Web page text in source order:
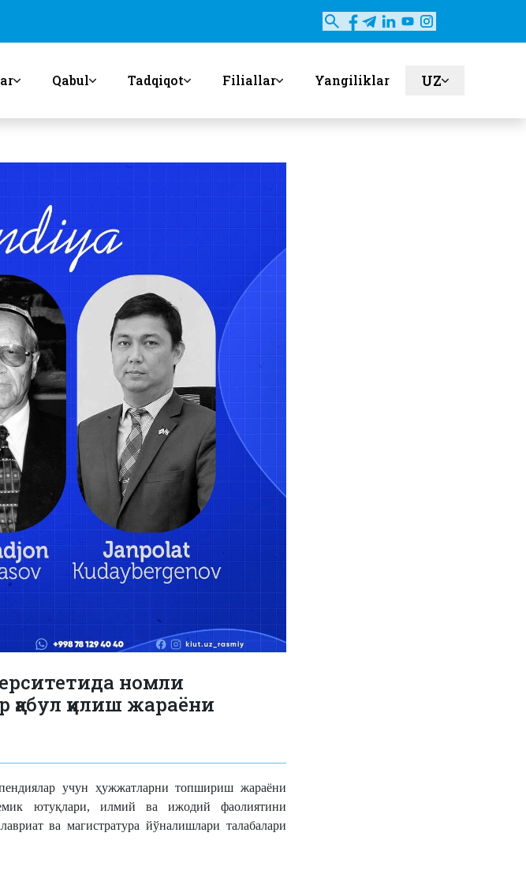
Qabul Tadqiqot Filiallar Yangiliklar UZ
номли
қилиш жараёни
учун ҳужжатларни топшириш жараёни
ютуқлари, илмий ва ижодий фаолиятини
ва магистратура йўналишлари талабалари